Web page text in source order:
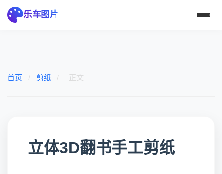
乐车图片
首页 / 剪纸 / 正文
立体3D翻书手工剪纸